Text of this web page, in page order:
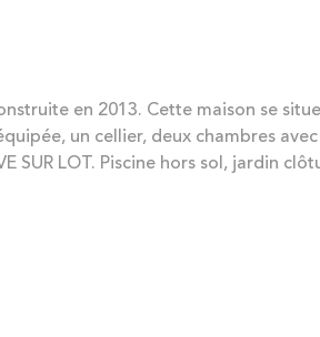
en 2013. Cette maison se
un cellier, deux chambres
SUR LOT. Piscine hors sol, jardin